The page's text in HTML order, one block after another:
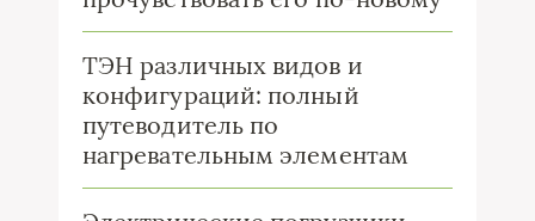
ТЭН различных видов и
конфигураций: полный
путеводитель по
нагревательным элементам